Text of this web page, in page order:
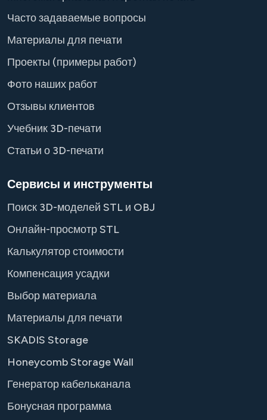
Часто задаваемые вопросы
Материалы для печати
Проекты (примеры работ)
Фото наших работ
Отзывы клиентов
Учебник 3D-печати
Статьи о 3D-печати
Сервисы и инструменты
Поиск 3D-моделей STL и OBJ
Онлайн-просмотр STL
Калькулятор стоимости
Компенсация усадки
Выбор материала
Материалы для печати
SKADIS Storage
Honeycomb Storage Wall
Генератор кабельканала
Бонусная программа